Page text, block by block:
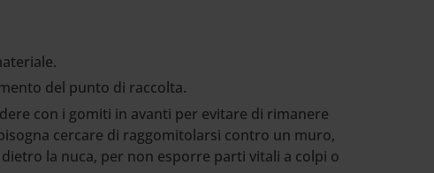
del punto di raccolta.
con i gomiti in avanti per evitare di rimanere
cercare di raggomitolarsi contro un muro,
la nuca, per non esporre parti vitali a colpi o